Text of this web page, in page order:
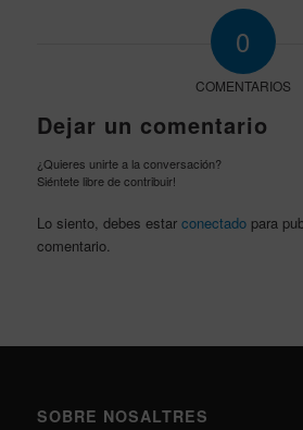
0
COMENTARIOS
Dejar un comentario
¿Quieres unirte a la conversación?
Siéntete libre de contribuir!
Lo siento, debes estar conectadopara
comentario.
SOBRE NOSALTRES